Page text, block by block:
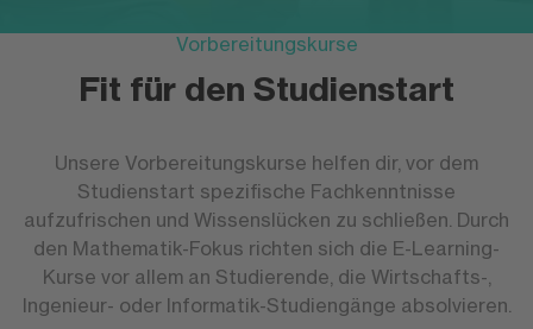
Vorbereitungskurse
Fit für den Studienstart
Unsere Vorbereitungskurse helfen dir, vor dem
Studienstart spezifische Fachkenntnisse
aufzufrischen und Wissenslücken zu schließen. Durch
den Mathematik-Fokus richten sich die E-Learning-
Kurse vor allem an Studierende, die Wirtschafts-,
Ingenieur- oder Informatik-Studiengänge absolvieren.